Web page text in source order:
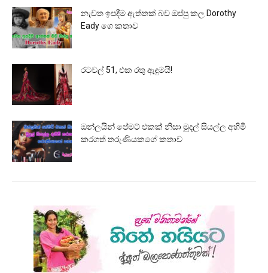
නැවත ඉපදීම ඇත්තක් බව ඔප්පු කල Dorothy
Eady ගෙ කතාව
රටවල් 51, එක රතු ඇඳුමයි!
ඔන්ලයින් පේමට් එකක් නිසා මුදල් සියල්ල අහිමි
කරගත් තරුණියකගේ කතාව